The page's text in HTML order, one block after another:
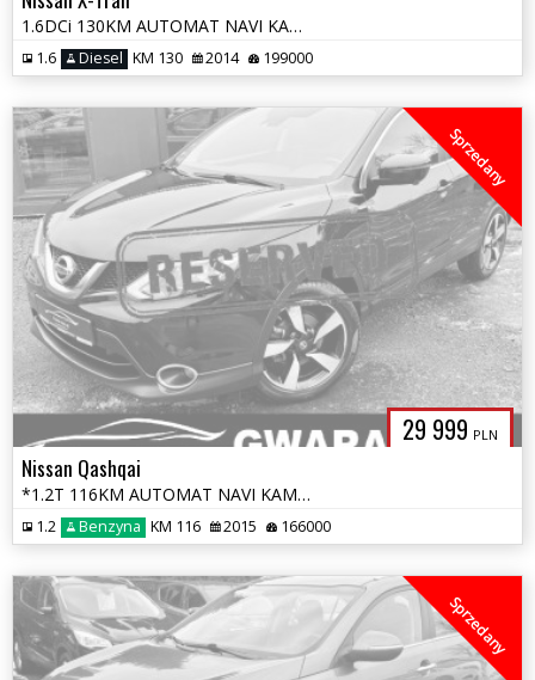
1.6DCi 130KM AUTOMAT NAVI KAMERY 360 PANORAMA SKÓRY GRZ.Fotele ALU LED
1.6 Diesel KM 130 2014 199000
29 999 PLN
Sprzedany
Nissan Qashqai
*1.2T 116KM AUTOMAT NAVI KAMERY 360 PANORAMA LED ALU Grz.Fotele Radar*
1.2 Benzyna KM 116 2015 166000
Sprzedany